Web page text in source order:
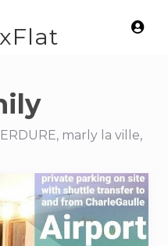
marly la ville,